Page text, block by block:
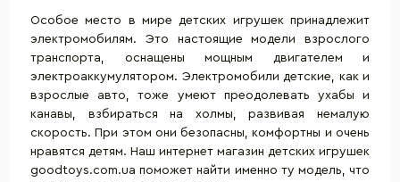
Особое место в мире детских игрушек принадлежит
электромобилям. Это настоящие модели взрослого
транспорта, оснащены мощным двигателем и
электроаккумулятором. Электромобили детские, как и
взрослые авто, тоже умеют преодолевать ухабы и
канавы, взбираться на холмы, развивая немалую
скорость. При этом они безопасны, комфортны и очень
нравятся детям. Наш интернет магазин детских игрушек
goodtoys.com.ua поможет найти именно ту модель, что